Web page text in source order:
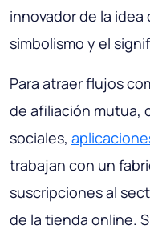
innovador de la
simbolismo y el
Para atraer flujos
de afiliación mutua,
sociales,
trabajan con un
suscripciones al
de la tienda online.